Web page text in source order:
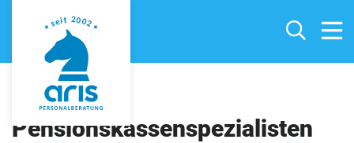
BVG - und
Pensionskassenspezialisten